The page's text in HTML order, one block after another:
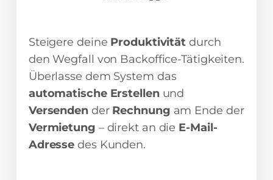
Steigere deine Produktivität durch
den Wegfall von Backoffice-Tätigkeiten.
Überlasse dem System das
automatische Erstellen und
Versenden der Rechnung am Ende der
Vermietung – direkt an die E-Mail-
Adresse des Kunden.